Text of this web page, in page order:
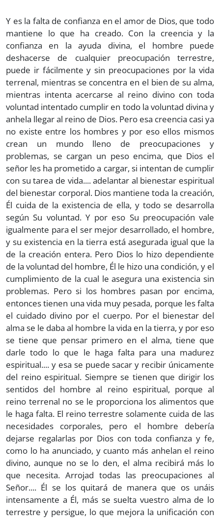
Y es la falta de confianza en el amor de Dios, que todo
mantiene lo que ha creado. Con la creencia y la
confianza en la ayuda divina, el hombre puede
deshacerse de cualquier preocupación terrestre,
puede ir fácilmente y sin preocupaciones por la vida
terrenal, mientras se concentra en el bien de su alma,
mientras intenta acercarse al reino divino con toda
voluntad intentado cumplir en todo la voluntad divina y
anhela llegar al reino de Dios. Pero esa creencia casi ya
no existe entre los hombres y por eso ellos mismos
crean un mundo lleno de preocupaciones y
problemas, se cargan un peso encima, que Dios el
señor les ha prometido a cargar, si intentan de cumplir
con su tarea de vida.... adelantar al bienestar espiritual
del bienestar corporal. Dios mantiene toda la creación,
Él cuida de la existencia de ella, y todo se desarrolla
según Su voluntad. Y por eso Su preocupación vale
igualmente para el ser mejor desarrollado, el hombre,
y su existencia en la tierra está asegurada igual que la
de la creación entera. Pero Dios lo hizo dependiente
de la voluntad del hombre, Él le hizo una condición, y el
cumplimiento de la cual le asegura una existencia sin
problemas. Pero si los hombres pasan por encima,
entonces tienen una vida muy pesada, porque les falta
el cuidado divino por el cuerpo. Por el bienestar del
alma se le daba al hombre la vida en la tierra, y por eso
se tiene que pensar primero en el alma, tiene que
darle todo lo que le haga falta para una madurez
espiritual.... y esa se puede sacar y recibir únicamente
del reino espiritual. Siempre se tienen que dirigir los
sentidos del hombre al reino espiritual, porque al
reino terrenal no se le proporciona los alimentos que
le haga falta. El reino terrestre solamente cuida de las
necesidades corporales, pero el hombre debería
dejarse regalarlas por Dios con toda confianza y fe,
como lo ha anunciado, y cuanto más anhelan el reino
divino, aunque no se lo den, el alma recibirá más lo
que necesita. Arrojad todas las preocupaciones al
Señor.... Él se los quitará de manera que os unáis
intensamente a Él, más se suelta vuestro alma de lo
terrestre y persigue, lo que mejora la unificación con